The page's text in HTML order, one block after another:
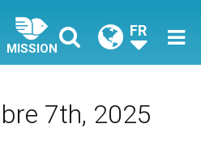
MISSION
FR
7th, 2025